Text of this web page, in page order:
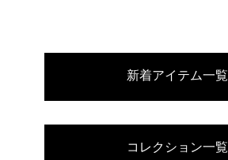
新着アイテム一覧
コレクション一覧